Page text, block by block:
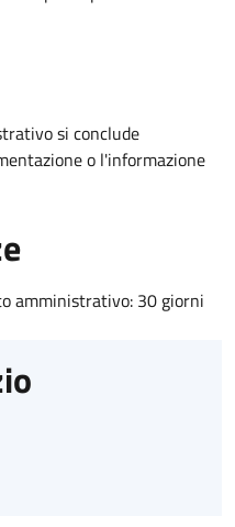
si conclude
o l'informazione
amministrativo: 30 giorni